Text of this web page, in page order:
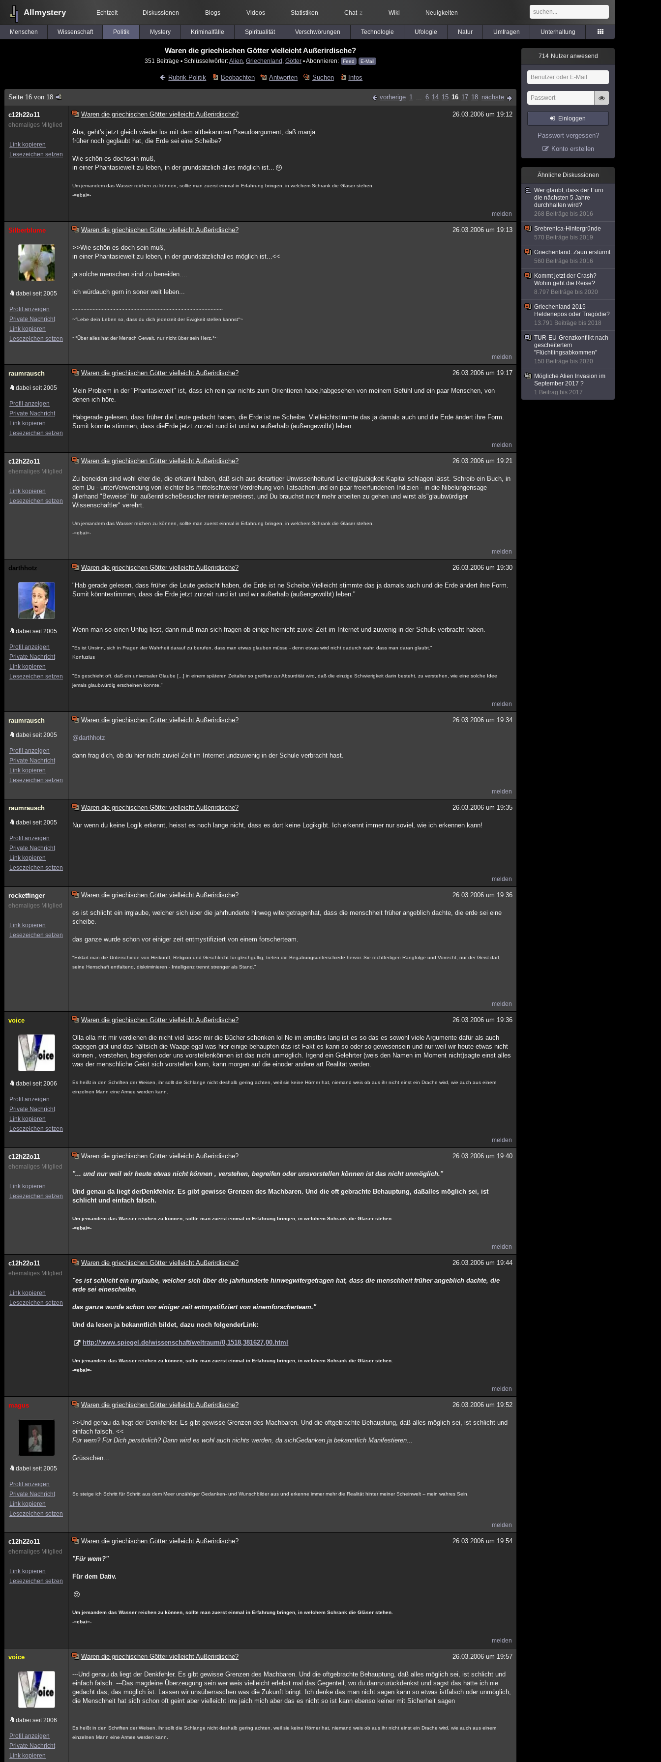
Allmystery Echtzeit Diskussionen Blogs Videos Statistiken Chat 2 Wiki Neuigkeiten
Menschen Wissenschaft Politik Mystery Kriminalfälle Spiritualität Verschwörungen Technologie Ufologie Natur Umfragen Unterhaltung
Waren die griechischen Götter vielleicht Außerirdische?
351 Beiträge ▪ Schlüsselwörter:Alien Griechenland Götter ▪ Abonnieren: Feed E-Mail
Rubrik Politik Beobachten Antworten Suchen Infos
Seite 16 von 18 vorherige 1 ... 6 14 15 16 17 18 nächste
c12h22o11
ehemaliges Mitglied
Link kopieren
Lesezeichen setzen
Waren die griechischen Götter vielleicht Außerirdische? 26.03.2006 um 19:12
Aha, geht's jetzt gleich wieder los mit dem altbekannten Pseudoargument, daß manja
früher noch geglaubt hat, die Erde sei eine Scheibe?
Wie schön es dochsein muß,
in einer Phantasiewelt zu leben, in der grundsätzlich alles möglich ist...
Um jemandem das Wasser reichen zu können, sollte man zuerst einmal in Erfahrung bringen, in welchem Schrank die Gläser stehen.
-=ebai=-
melden
Silberblume
dabei seit 2005
Profil anzeigen
Private Nachricht
Link kopieren
Lesezeichen setzen
Waren die griechischen Götter vielleicht Außerirdische? 26.03.2006 um 19:13
>>Wie schön es doch sein muß,
in einer Phantasiewelt zu leben, in der grundsätzlichalles möglich ist...<<
ja solche menschen sind zu beneiden....
ich würdauch gern in soner welt leben...
~~~~~~~~~~~~~~~~~~~~~~~~~~~~~~~~~~~~~~~~~~~~~~~~~~~
~°Lebe dein Leben so, dass du dich jederzeit der Ewigkeit stellen kannst°~
~°Über alles hat der Mensch Gewalt, nur nicht über sein Herz.°~
melden
raumrausch
dabei seit 2005
Profil anzeigen
Private Nachricht
Link kopieren
Lesezeichen setzen
Waren die griechischen Götter vielleicht Außerirdische? 26.03.2006 um 19:17
Mein Problem in der "Phantasiewelt" ist, dass ich rein gar nichts zum Orientieren habe,habgesehen von meinem Gefühl und ein paar Menschen, von
denen ich höre.
Habgerade gelesen, dass früher die Leute gedacht haben, die Erde ist ne Scheibe. Vielleichtstimmte das ja damals auch und die Erde ändert ihre Form.
Somit könnte stimmen, dass dieErde jetzt zurzeit rund ist und wir außerhalb (außengewölbt) leben.
melden
c12h22o11
ehemaliges Mitglied
Link kopieren
Lesezeichen setzen
Waren die griechischen Götter vielleicht Außerirdische? 26.03.2006 um 19:21
Zu beneiden sind wohl eher die, die erkannt haben, daß sich aus derartiger Unwissenheitund Leichtgläubigkeit Kapital schlagen lässt. Schreib ein Buch, in
dem Du - unterVerwendung von leichter bis mittelschwerer Verdrehung von Tatsachen und ein paar freierfundenen Indizien - in die Nibelungensage
allerhand "Beweise" für außerirdischeBesucher reininterpretierst, und Du brauchst nicht mehr arbeiten zu gehen und wirst als"glaubwürdiger
Wissenschaftler" verehrt.
Um jemandem das Wasser reichen zu können, sollte man zuerst einmal in Erfahrung bringen, in welchem Schrank die Gläser stehen.
-=ebai=-
melden
darthhotz
dabei seit 2005
Profil anzeigen
Private Nachricht
Link kopieren
Lesezeichen setzen
Waren die griechischen Götter vielleicht Außerirdische? 26.03.2006 um 19:30
"Hab gerade gelesen, dass früher die Leute gedacht haben, die Erde ist ne Scheibe.Vielleicht stimmte das ja damals auch und die Erde ändert ihre Form.
Somit könntestimmen, dass die Erde jetzt zurzeit rund ist und wir außerhalb (außengewölbt) leben."
Wenn man so einen Unfug liest, dann muß man sich fragen ob einige hiernicht zuviel Zeit im Internet und zuwenig in der Schule verbracht haben.
"Es ist Unsinn, sich in Fragen der Wahrheit darauf zu berufen, dass man etwas glauben müsse - denn etwas wird nicht dadurch wahr, dass man daran glaubt."
Konfuzius
"Es geschieht oft, daß ein universaler Glaube [...] in einem späteren Zeitalter so greifbar zur Absurdität wird, daß die einzige Schwierigkeit darin besteht, zu verstehen, wie eine solche Idee
jemals glaubwürdig erscheinen konnte."
melden
raumrausch
dabei seit 2005
Profil anzeigen
Private Nachricht
Link kopieren
Lesezeichen setzen
Waren die griechischen Götter vielleicht Außerirdische? 26.03.2006 um 19:34
@darthhotz
dann frag dich, ob du hier nicht zuviel Zeit im Internet undzuwenig in der Schule verbracht hast.
melden
raumrausch
dabei seit 2005
Profil anzeigen
Private Nachricht
Link kopieren
Lesezeichen setzen
Waren die griechischen Götter vielleicht Außerirdische? 26.03.2006 um 19:35
Nur wenn du keine Logik erkennt, heisst es noch lange nicht, dass es dort keine Logikgibt. Ich erkennt immer nur soviel, wie ich erkennen kann!
melden
rocketfinger
ehemaliges Mitglied
Link kopieren
Lesezeichen setzen
Waren die griechischen Götter vielleicht Außerirdische? 26.03.2006 um 19:36
es ist schlicht ein irrglaube, welcher sich über die jahrhunderte hinweg witergetragenhat, dass die menschheit früher angeblich dachte, die erde sei eine
scheibe.
das ganze wurde schon vor einiger zeit entmystifiziert von einem forscherteam.
"Erklärt man die Unterschiede von Herkunft, Religion und Geschlecht für gleichgültig, treten die Begabungsunterschiede hervor. Sie rechtfertigen Rangfolge und Vorrecht, nur der Geist darf,
seine Herrschaft entfaltend, diskriminieren - Intelligenz trennt strenger als Stand."
melden
voice
dabei seit 2006
Profil anzeigen
Private Nachricht
Link kopieren
Lesezeichen setzen
Waren die griechischen Götter vielleicht Außerirdische? 26.03.2006 um 19:36
Olla olla mit mir verdienen die nicht viel lasse mir die Bücher schenken lol Ne im ernstbis lang ist es so das es sowohl viele Argumente dafür als auch
dagegen gibt und das hältsich die Waage egal was hier einige behaupten das ist Fakt es kann so oder so gewesensein und nur weil wir heute etwas nicht
können , verstehen, begreifen oder uns vorstellenkönnen ist das nicht unmöglich. Irgend ein Gelehrter (weis den Namen im Moment nicht)sagte einst alles
was der menschliche Geist sich vorstellen kann, kann morgen auf die einoder andere art Realität werden.
Es heißt in den Schriften der Weisen, ihr sollt die Schlange nicht deshalb gering achten, weil sie keine Hörner hat, niemand weis ob aus ihr nicht einst ein Drache wird, wie auch aus einem
einzelnen Mann eine Armee werden kann.
melden
c12h22o11
ehemaliges Mitglied
Link kopieren
Lesezeichen setzen
Waren die griechischen Götter vielleicht Außerirdische? 26.03.2006 um 19:40
"... und nur weil wir heute etwas nicht können , verstehen, begreifen oder unsvorstellen können ist das nicht unmöglich."
Und genau da liegt derDenkfehler. Es gibt gewisse Grenzen des Machbaren. Und die oft gebrachte Behauptung, daßalles möglich sei, ist
schlicht und einfach falsch.
Um jemandem das Wasser reichen zu können, sollte man zuerst einmal in Erfahrung bringen, in welchem Schrank die Gläser stehen.
-=ebai=-
melden
c12h22o11
ehemaliges Mitglied
Link kopieren
Lesezeichen setzen
Waren die griechischen Götter vielleicht Außerirdische? 26.03.2006 um 19:44
"es ist schlicht ein irrglaube, welcher sich über die jahrhunderte hinwegwitergetragen hat, dass die menschheit früher angeblich dachte, die
erde sei einescheibe.
das ganze wurde schon vor einiger zeit entmystifiziert von einemforscherteam."
Und da lesen ja bekanntlich bildet, dazu noch folgenderLink:
http://www.spiegel.de/wissenschaft/weltraum/0,1518,381627,00.html
Um jemandem das Wasser reichen zu können, sollte man zuerst einmal in Erfahrung bringen, in welchem Schrank die Gläser stehen.
-=ebai=-
melden
magus
dabei seit 2005
Profil anzeigen
Private Nachricht
Link kopieren
Lesezeichen setzen
Waren die griechischen Götter vielleicht Außerirdische? 26.03.2006 um 19:52
>>Und genau da liegt der Denkfehler. Es gibt gewisse Grenzen des Machbaren. Und die oftgebrachte Behauptung, daß alles möglich sei, ist schlicht und
einfach falsch. <<
Für wem? Für Dich persönlich? Dann wird es wohl auch nichts werden, da sichGedanken ja bekanntlich Manifestieren...
Grüsschen...
So steige ich Schritt für Schritt aus dem Meer unzähliger Gedanken- und Wunschbilder aus und erkenne immer mehr die Realität hinter meiner Scheinwelt -- mein wahres Sein.
melden
c12h22o11
ehemaliges Mitglied
Link kopieren
Lesezeichen setzen
Waren die griechischen Götter vielleicht Außerirdische? 26.03.2006 um 19:54
"Für wem?"
Für dem Dativ.
Um jemandem das Wasser reichen zu können, sollte man zuerst einmal in Erfahrung bringen, in welchem Schrank die Gläser stehen.
-=ebai=-
melden
voice
dabei seit 2006
Profil anzeigen
Private Nachricht
Link kopieren
Waren die griechischen Götter vielleicht Außerirdische? 26.03.2006 um 19:57
---Und genau da liegt der Denkfehler. Es gibt gewisse Grenzen des Machbaren. Und die oftgebrachte Behauptung, daß alles möglich sei, ist schlicht und
einfach falsch. ---Das magdeine Überzeugung sein wer weis vielleicht erlebst mal das Gegenteil, wo du dannzurückdenkst und sagst das hätte ich nie
gedacht das, das möglich ist. Lassen wir unsüberraschen was die Zukunft bringt. Ich denke das man nicht sagen kann so etwas istfalsch oder unmöglich,
die Menschheit hat sich schon oft geirrt aber vielleicht irre jaich mich aber das es nicht so ist kann ebenso keiner mit Sicherheit sagen
Es heißt in den Schriften der Weisen, ihr sollt die Schlange nicht deshalb gering achten, weil sie keine Hörner hat, niemand weis ob aus ihr nicht einst ein Drache wird, wie auch aus einem
einzelnen Mann eine Armee werden kann.
714 Nutzer anwesend
Einloggen
Passwort vergessen?
Konto erstellen
Ähnliche Diskussionen
Wer glaubt, dass der Euro
die nächsten 5 Jahre
durchhalten wird?
268 Beiträge bis 2016
Srebrenica-Hintergründe
570 Beiträge bis 2019
Griechenland: Zaun erstürmt
560 Beiträge bis 2016
Kommt jetzt der Crash?
Wohin geht die Reise?
8.797 Beiträge bis 2020
Griechenland 2015 -
Heldenepos oder Tragödie?
13.791 Beiträge bis 2018
TUR-EU-Grenzkonflikt nach
gescheitertem
"Flüchtlingsabkommen"
150 Beiträge bis 2020
Mögliche Alien Invasion im
September 2017 ?
1 Beitrag bis 2017